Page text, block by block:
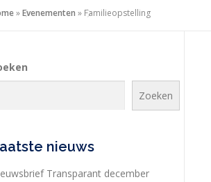
»Evenementen » Familieopstelling
Zoeken
nieuws
Transparant december